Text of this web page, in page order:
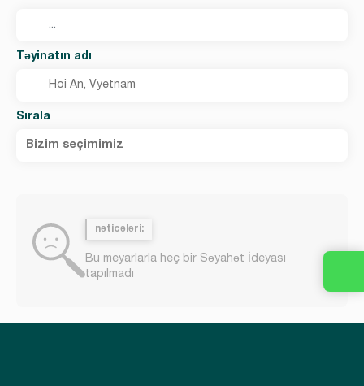
Təyinatın adı
Sırala
Bizim seçimimiz
nəticələri:
Bu meyarlarla heç bir Səyahət İdeyası
tapılmadı